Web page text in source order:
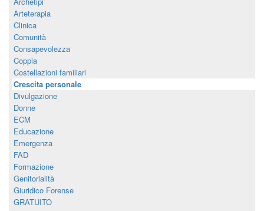
Arteterapia
Clinica
Comunità
Consapevolezza
Coppia
Costellazioni familiari
Crescita personale
Divulgazione
Donne
ECM
Educazione
Emergenza
FAD
Formazione
Genitorialità
Giuridico Forense
GRATUITO